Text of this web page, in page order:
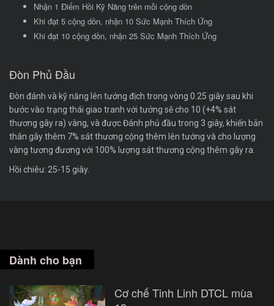
Nhận 1 Điểm Hồi Kỹ Năng trên mỗi cộng dồn
Khi đạt 5 cộng dồn, nhận 10 Sức Mạnh Thích Ứng
Khi đạt 10 cộng dồn, nhận 25 Sức Mạnh Thích Ứng
Đòn Phủ Đầu
Đòn đánh và kỹ năng lên tướng địch trong vòng 0.25 giây sau khi
bước vào trạng thái giao tranh với tướng sẽ cho 10 (+4% sát
thương gây ra) vàng, và được Đánh phủ đầu trong 3 giây, khiến bản
thân gây thêm 7% sát thương cộng thêm lên tướng và cho lượng
vàng tương đương với 100% lượng sát thương cộng thêm gây ra.
Hồi chiêu: 25-15 giây.
Dành cho bạn
Cơ chế Tinh Linh DTCL mùa